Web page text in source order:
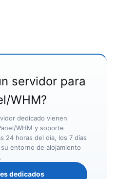
servidor para
WHM?
dedicado vienen
WHM y soporte
24 horas del día, los 7 días
entorno de alojamiento
dedicados